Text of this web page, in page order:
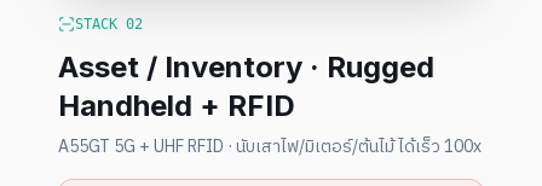
STACK 02
Asset / Inventory · Rugged
Handheld + RFID
A55GT 5G + UHF RFID · นับเสาไฟ/มิเตอร์/ต้นไม้ ได้เร็ว 100x